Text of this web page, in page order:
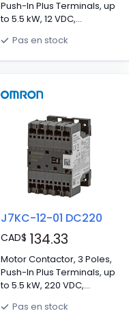
Push-In Plus Terminals, up
to 5.5 kW, 12 VDC,
H×W×D 67.5 x 45 x 46 mm
Pas en stock
J7KC-12-01 DC220
CAD$ 134.33
Motor Contactor, 3 Poles,
Push-In Plus Terminals, up
to 5.5 kW, 220 VDC,
H×W×D 67.5 x 45 x 46 mm
Pas en stock